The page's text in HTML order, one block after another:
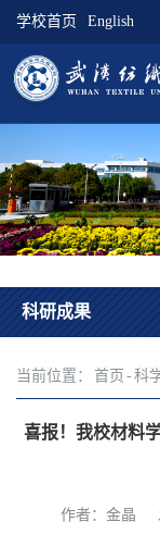
学校首页 English
科研成果
当前位置： 首页 - 科
喜报！我校材料
作者：金晶